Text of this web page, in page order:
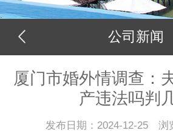
公司新闻
厦门市婚外情调查：
产违法吗判
发布日期：2024-12-25 浏